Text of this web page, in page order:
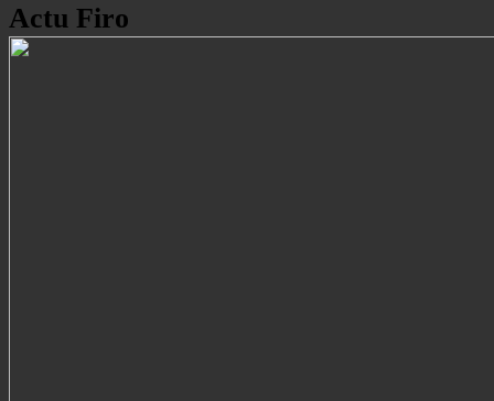
Actu Firo